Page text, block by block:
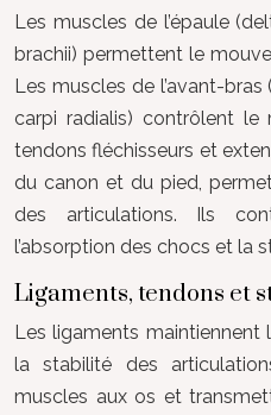
Les muscles de l’épaule
brachii) permettent le
Les muscles de l’avant-
carpi radialis) contrôlent le
tendons fléchisseurs et
du canon et du pied,
des articulations. Ils
l’absorption des chocs et la
Ligaments, tendons et
Les ligaments maintiennent
la stabilité des
muscles aux os et